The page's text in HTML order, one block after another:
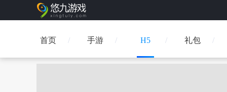
首页 手游 H5 礼包